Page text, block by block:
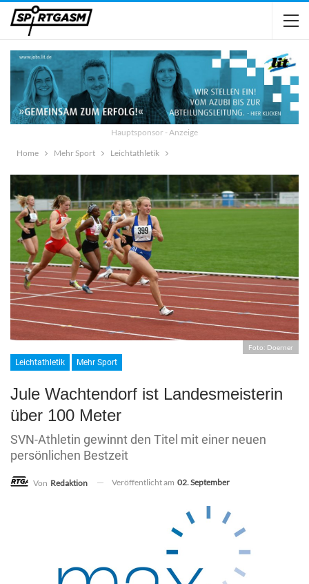
Hauptsponsor - Anzeige
Home
Mehr Sport Leichtathletik
Foto: Doerner
Leichtathletik Mehr Sport
Jule Wachtendorf ist Landesmeisterin
über 100 Meter
SVN-Athletin gewinnt den Titel mit einer neuen
persönlichen Bestzeit
Von Redaktion Veröffentlicht am 02. September